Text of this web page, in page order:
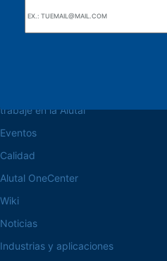
trabaje en la Alutal
Eventos
Calidad
Alutal OneCenter
Wiki
Noticias
Industrias y aplicaciones